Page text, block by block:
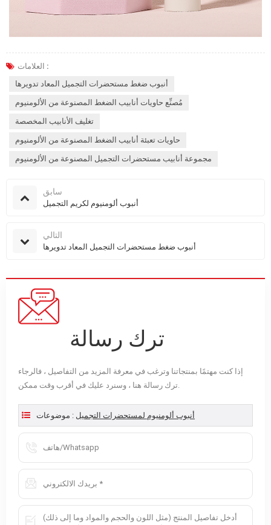
العلامات :
أنبوب ضغط مستحضرات التجميل المعاد تدويرها
مُصنِّع حاويات أنابيب الضغط المصنوعة من الألومنيوم
تغليف الأنابيب المخصصة
حاويات تعبئة أنابيب الضغط المصنوعة من الألومنيوم
مجموعة أنابيب مستحضرات التجميل المصنوعة من الألومنيوم
سابق
أنبوب ألومنيوم لكريم التجميل
التالي
أنبوب ضغط مستحضرات التجميل المعاد تدويرها
ترك رسالة
إذا كنت مهتمًا بمنتجاتنا وترغب في معرفة المزيد من التفاصيل ، فالرجاء
موضوعات : أنبوب ألومنيوم لمستحضرات التجميل